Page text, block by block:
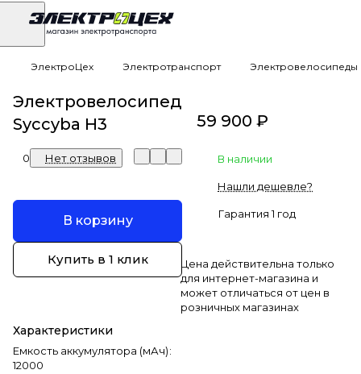
ЭлектроЦех Электротранспорт Электровелосипеды
Электровелосипед
Syccyba H3
0 Нет отзывов
В корзину
Купить в 1 клик
Характеристики
Емкость аккумулятора (мАч):
12000
59 900 ₽
В наличии
Нашли дешевле?
Гарантия 1 год
Цена действительна только
для интернет-магазина и
может отличаться от цен в
розничных магазинах